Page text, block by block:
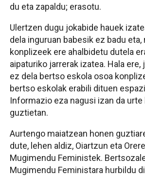
du eta zapaldu; erasotu.
Ulertzen dugu jokabide hauek
dela inguruan babesik ez badu eta,
konplizeek ere ahalbidetu dutela
aipaturiko jarrerak izatea. Hala ere,
ez dela bertso eskola osoa
bertso eskolak erabili dituen
Informazio eza nagusi izan da urte
guztietan.
Aurtengo maiatzean honen
dute, lehen aldiz, Oiartzun eta
Mugimendu Feministek.
Mugimendu Feministara hurbildu